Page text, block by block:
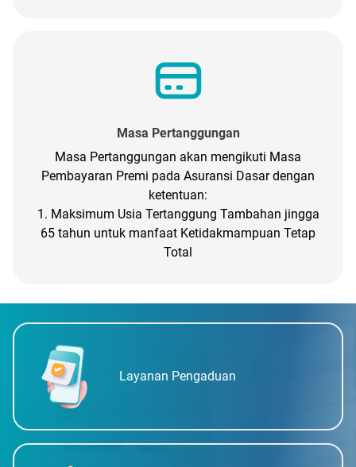
Masa Pertanggungan
Masa Pertanggungan akan mengikuti Masa
Pembayaran Premi pada Asuransi Dasar dengan
ketentuan:
1. Maksimum Usia Tertanggung Tambahan jingga
65 tahun untuk manfaat Ketidakmampuan Tetap
Total
Layanan Pengaduan